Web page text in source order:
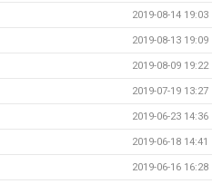
2019-08-14 19:03
2019-08-13 19:09
2019-08-09 19:22
2019-07-19 13:27
2019-06-23 14:36
2019-06-18 14:41
2019-06-16 16:28